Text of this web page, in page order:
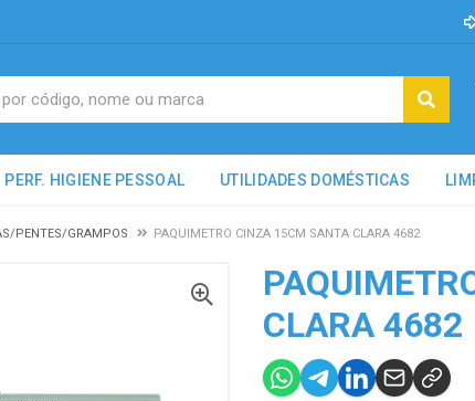
PERF. HIGIENE PESSOAL UTILIDADES DOMÉSTICAS
PENTES/GRAMPOS PAQUIMETRO CINZA 15CM SANTA CLARA 4682
CLARA 4682